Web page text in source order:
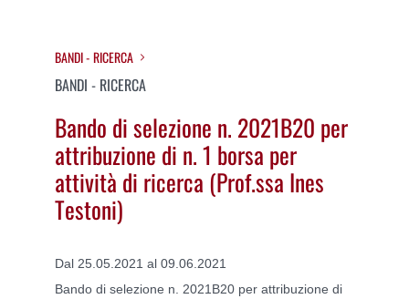
BANDI - RICERCA
BANDI - RICERCA
Bando di selezione n. 2021B20 per
attribuzione di n. 1 borsa per
attività di ricerca (Prof.ssa Ines
Testoni)
Dal 25.05.2021 al 09.06.2021
Bando di selezione n. 2021B20 per attribuzione di